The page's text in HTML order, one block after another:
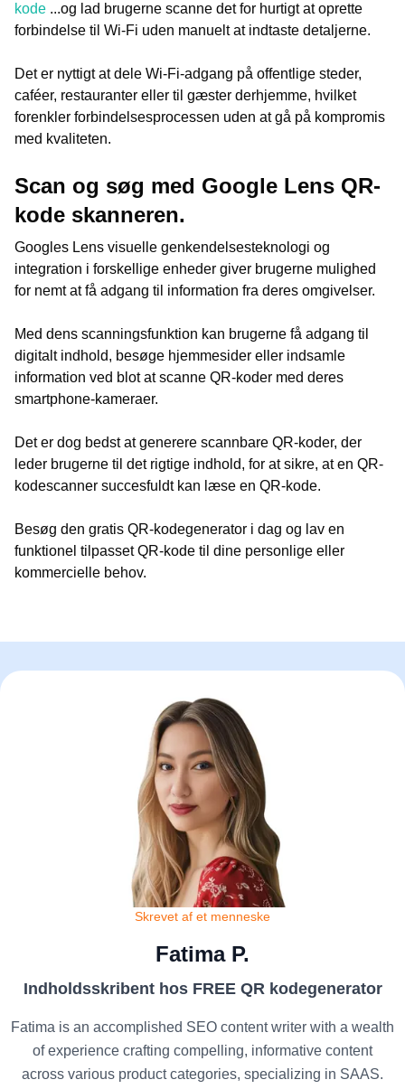
kode ...og lad brugerne scanne det for hurtigt at oprette
forbindelse til Wi-Fi uden manuelt at indtaste detaljerne.
Det er nyttigt at dele Wi-Fi-adgang på offentlige steder,
caféer, restauranter eller til gæster derhjemme, hvilket
forenkler forbindelsesprocessen uden at gå på kompromis
med kvaliteten.
Scan og søg med Google Lens QR-
kode skanneren.
Googles Lens visuelle genkendelsesteknologi og
integration i forskellige enheder giver brugerne mulighed
for nemt at få adgang til information fra deres omgivelser.
Med dens scanningsfunktion kan brugerne få adgang til
digitalt indhold, besøge hjemmesider eller indsamle
information ved blot at scanne QR-koder med deres
smartphone-kameraer.
Det er dog bedst at generere scannbare QR-koder, der
leder brugerne til det rigtige indhold, for at sikre, at en QR-
kodescanner succesfuldt kan læse en QR-kode.
Besøg den gratis QR-kodegenerator i dag og lav en
funktionel tilpasset QR-kode til dine personlige eller
kommercielle behov.
Skrevet af et menneske
Fatima P.
Indholdsskribent hos FREE QR kodegenerator
Fatima is an accomplished SEO content writer with a wealth
of experience crafting compelling, informative content
across various product categories, specializing in SAAS.